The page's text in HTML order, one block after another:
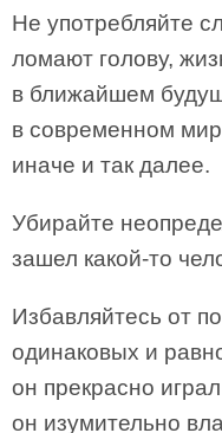
Не употребляйте
ломают голову,
в ближайшем
в современном
иначе и так далее.
Убирайте
зашел какой-то
Избавляйтесь от
одинаковых и
он прекрасно
он изумительно